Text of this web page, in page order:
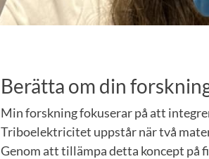
Berätta om din
Min forskning fokuserar på att
Triboelektricitet uppstår när två
Genom att tillämpa detta koncept på